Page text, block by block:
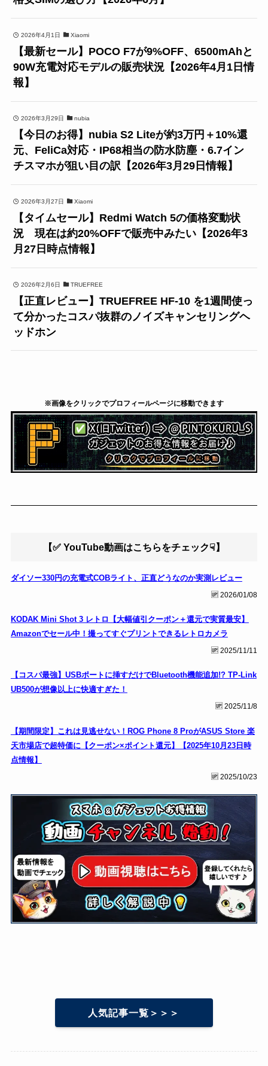
2026年4月1日 Xiaomi
【最新セール】POCO F7が9%OFF、6500mAhと
90W充電対応モデルの販売状況【2026年4月1日情
報】
2026年3月29日 nubia
【今日のお得】nubia S2 Liteが約3万円＋10%還
元、FeliCa対応・IP68相当の防水防塵・6.7イン
チスマホが狙い目の訳【2026年3月29日情報】
2026年3月27日 Xiaomi
【タイムセール】Redmi Watch 5の価格変動状
況 現在は約20%OFFで販売中みたい【2026年3
月27日時点情報】
2026年2月6日 TRUEFREE
【正直レビュー】TRUEFREE HF-10 を1週間使っ
て分かったコスパ抜群のノイズキャンセリングヘ
ッドホン
※画像をクリックでプロフィールページに移動できます
【✅️ YouTube動画はこちらをチェック☟】
ダイソー330円の充電式COBライト、正直どうなのか実測レビュー
🆙 2026/01/08
KODAK Mini Shot 3 レトロ【大幅値引クーポン＋還元で実質最安】
Amazonでセール中！撮ってすぐプリントできるレトロカメラ
🆙 2025/11/11
【コスパ最強】USBポートに挿すだけでBluetooth機能追加!? TP-Link
UB500が想像以上に快適すぎた！
🆙 2025/11/8
【期間限定】これは見逃せない！ROG Phone 8 ProがASUS Store 楽
天市場店で超特価に【クーポン×ポイント還元】【2025年10月23日時
点情報】
🆙 2025/10/23
人気記事一覧＞＞＞